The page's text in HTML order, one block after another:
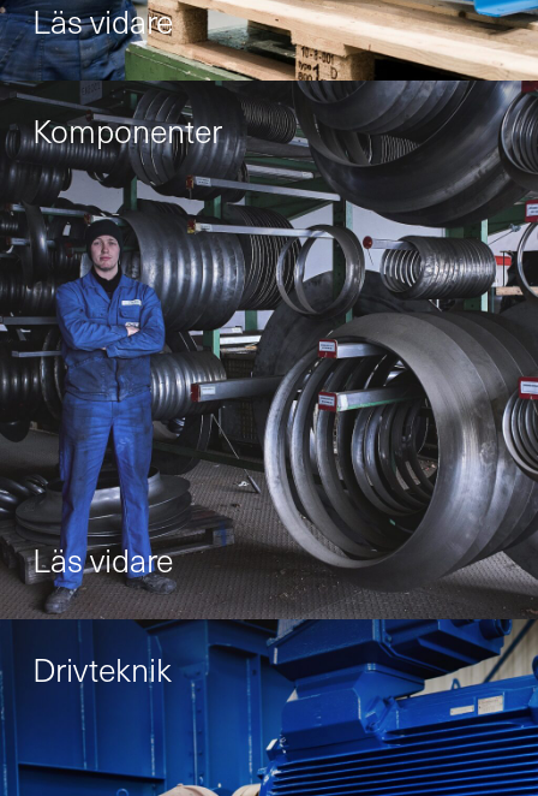
Läs vidare
Komponenter
Läs vidare
Drivteknik